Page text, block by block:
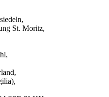
St. Moritz,